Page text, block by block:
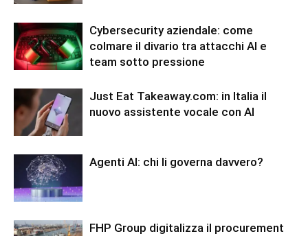
Cybersecurity aziendale: come
colmare il divario tra attacchi AI e
team sotto pressione
Just Eat Takeaway.com: in Italia il
nuovo assistente vocale con AI
Agenti AI: chi li governa davvero?
FHP Group digitalizza il procurement